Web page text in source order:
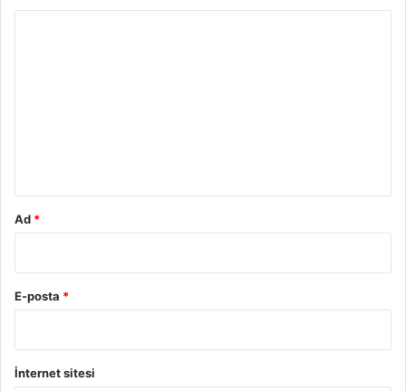
Ad *
E-posta *
İnternet sitesi